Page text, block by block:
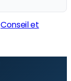
Conseil et